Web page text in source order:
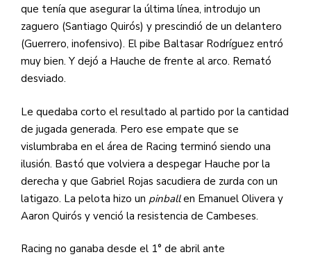
que tenía que asegurar la última línea, introdujo un
zaguero (Santiago Quirós) y prescindió de un delantero
(Guerrero, inofensivo). El pibe Baltasar Rodríguez entró
muy bien. Y dejó a Hauche de frente al arco. Remató
desviado.
Le quedaba corto el resultado al partido por la cantidad
de jugada generada. Pero ese empate que se
vislumbraba en el área de Racing terminó siendo una
ilusión. Bastó que volviera a despegar Hauche por la
derecha y que Gabriel Rojas sacudiera de zurda con un
latigazo. La pelota hizo un pinballen Emanuel Olivera y
Aaron Quirós y venció la resistencia de Cambeses.
Racing no ganaba desde el 1° de abril ante